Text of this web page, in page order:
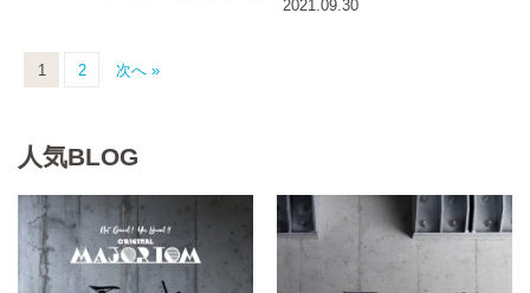
2021.09.30
1 2 次へ »
人気BLOG